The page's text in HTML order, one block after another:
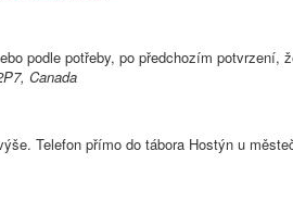
podle potřeby, po předchozím potvrzení,
Canada
Telefon přímo do tábora Hostýn u